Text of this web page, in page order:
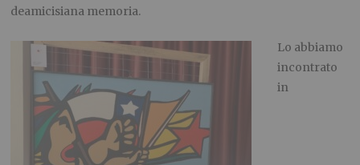
deamicisiana memoria.
Lo abbiamo
incontrato
in